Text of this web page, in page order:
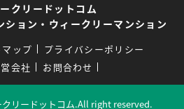
クリードットコム
ション・ウィークリーマンション
ップ
プライバシーポリシー
会社
お問合わせ
リードットコム.All right reserved.